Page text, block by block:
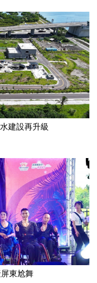
建設再升級
東尬舞